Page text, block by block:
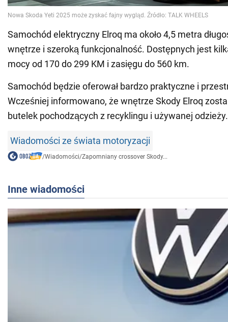
Samochód elektryczny Elroq ma około 4,5 metra
wnętrze i szeroką funkcjonalność. Dostępnych jest
mocy od 170 do 299 KM i zasięgu do 560 km.
Samochód będzie oferował bardzo praktyczne i
Wcześniej informowano, że wnętrze Skody Elroq
butelek pochodzących z recyklingu i używanej odzieży.
Wiadomości ze świata motoryzacji
/Wiadomości/Zapomniany crossover Skody...
Inne wiadomości